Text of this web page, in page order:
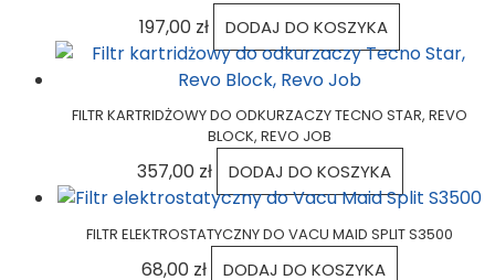
197,00 zł DODAJ DO KOSZYKA
FILTR KARTRIDŻOWY DO ODKURZACZY TECNO STAR, REVO
BLOCK, REVO JOB
357,00 zł DODAJ DO KOSZYKA
FILTR ELEKTROSTATYCZNY DO VACU MAID SPLIT S3500
68,00 zł DODAJ DO KOSZYKA